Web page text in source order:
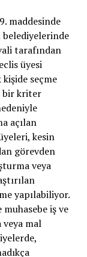
maddesinde
belediyelerinde
tarafından
üyesi
seçme
bir kriter
açılan
kesin
görevden
veya
yapılabiliyor.
iş ve
veya mal